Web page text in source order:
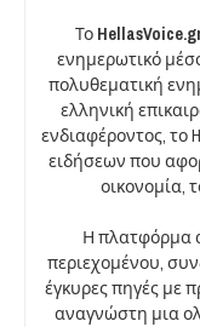
Το
ενημερωτικό
πολυθεματική
ελληνική
ενδιαφέροντος, το
ειδήσεων που
οικονομία,
Η πλατφόρμα
περιεχομένου,
έγκυρες πηγές με
αναγνώστη μια